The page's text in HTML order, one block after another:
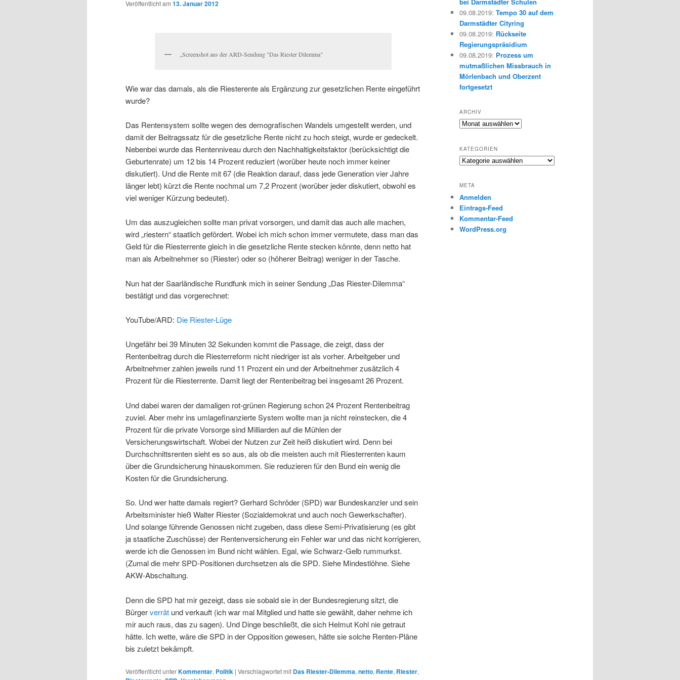
Veröffentlicht am 13. Januar 2012
„Screenshot aus der ARD-Sendung "Das Riester Dilemma"
Wie war das damals, als die Riesterente als Ergänzung zur gesetzlichen Rente eingeführt
wurde?
Das Rentensystem sollte wegen des demografischen Wandels umgestellt werden, und
damit der Beitragssatz für die gesetzliche Rente nicht zu hoch steigt, wurde er gedeckelt.
Nebenbei wurde das Rentenniveau durch den Nachhaltigkeitsfaktor (berücksichtigt die
Geburtenrate) um 12 bis 14 Prozent reduziert (worüber heute noch immer keiner
diskutiert). Und die Rente mit 67 (die Reaktion darauf, dass jede Generation vier Jahre
länger lebt) kürzt die Rente nochmal um 7,2 Prozent (worüber jeder diskutiert, obwohl es
viel weniger Kürzung bedeutet).
Um das auszugleichen sollte man privat vorsorgen, und damit das auch alle machen,
wird „riestern“ staatlich gefördert. Wobei ich mich schon immer vermutete, dass man das
Geld für die Riesterrente gleich in die gesetzliche Rente stecken könnte, denn netto hat
man als Arbeitnehmer so (Riester) oder so (höherer Beitrag) weniger in der Tasche.
Nun hat der Saarländische Rundfunk mich in seiner Sendung „Das Riester-Dilemma“
bestätigt und das vorgerechnet:
YouTube/ARD: Die Riester-Lüge
Ungefähr bei 39 Minuten 32 Sekunden kommt die Passage, die zeigt, dass der
Rentenbeitrag durch die Riesterreform nicht niedriger ist als vorher. Arbeitgeber und
Arbeitnehmer zahlen jeweils rund 11 Prozent ein und der Arbeitnehmer zusätzlich 4
Prozent für die Riesterrente. Damit liegt der Rentenbeitrag bei insgesamt 26 Prozent.
Und dabei waren der damaligen rot-grünen Regierung schon 24 Prozent Rentenbeitrag
zuviel. Aber mehr ins umlagefinanzierte System wollte man ja nicht reinstecken, die 4
Prozent für die private Vorsorge sind Milliarden auf die Mühlen der
Versicherungswirtschaft. Wobei der Nutzen zur Zeit heiß diskutiert wird. Denn bei
Durchschnittsrenten sieht es so aus, als ob die meisten auch mit Riesterrenten kaum
über die Grundsicherung hinauskommen. Sie reduzieren für den Bund ein wenig die
Kosten für die Grundsicherung.
So. Und wer hatte damals regiert? Gerhard Schröder (SPD) war Bundeskanzler und sein
Arbeitsminister hieß Walter Riester (Sozialdemokrat und auch noch Gewerkschafter).
Und solange führende Genossen nicht zugeben, dass diese Semi-Privatisierung (es gibt
ja staatliche Zuschüsse) der Rentenversicherung ein Fehler war und das nicht korrigieren,
werde ich die Genossen im Bund nicht wählen. Egal, wie Schwarz-Gelb rummurkst.
(Zumal die mehr SPD-Positionen durchsetzen als die SPD. Siehe Mindestlöhne. Siehe
AKW-Abschaltung.
Denn die SPD hat mir gezeigt, dass sie sobald sie in der Bundesregierung sitzt, die
Bürgerverrät und verkauft (ich war mal Mitglied und hatte sie gewählt, daher nehme ich
mir auch raus, das zu sagen). Und Dinge beschließt, die sich Helmut Kohl nie getraut
hätte. Ich wette, wäre die SPD in der Opposition gewesen, hätte sie solche Renten-Pläne
bis zuletzt bekämpft.
Veröffentlicht unterKommentar, Politik | Verschlagwortet mit Das Riester-Dilemma, netto, Rente, Riester,
09.08.2019: Tempo 30 auf dem
Darmstädter Cityring
09.08.2019: Rückseite
Regierungspräsidium
09.08.2019: Prozess um
mutmaßlichen Missbrauch in
Mörlenbach und Oberzent
fortgesetzt
ARCHIV
Archiv
KATEGORIEN
Kategorien
META
Anmelden
Eintrags-Feed
Kommentar-Feed
WordPress.org